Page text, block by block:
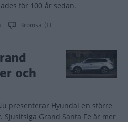
för 100 år sedan.
Bromsa (1)
och
presenterar Hyundai en större
Grand Santa Fe är mer